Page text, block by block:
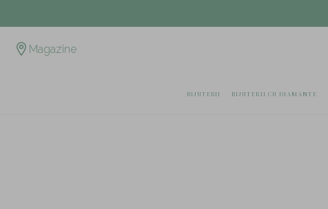
Magazine
BIJUTERII BIJUTERII CU DIAMANTE